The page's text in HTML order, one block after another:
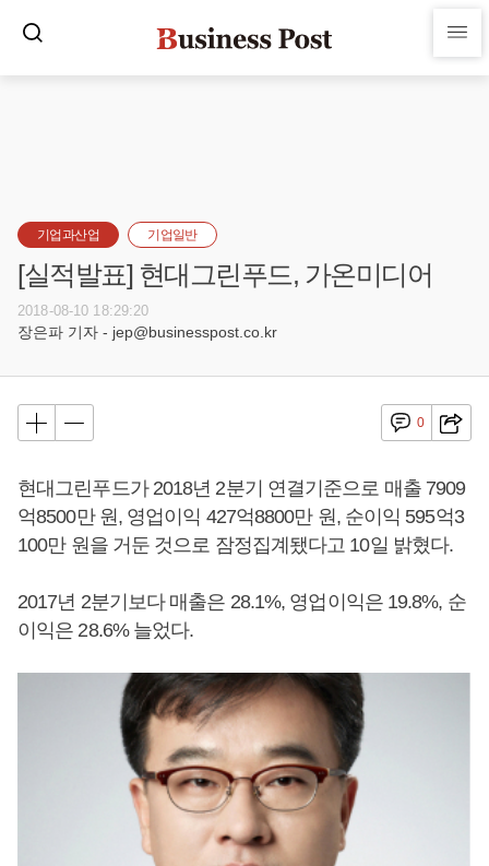
기업과산업 기업일반
[실적발표] 현대그린푸드, 가온미디어
2018-08-10 18:29:20
장은파 기자 - jep@businesspost.co.kr
0
현대그린푸드가 2018년 2분기 연결기준으로 매출 7909
억8500만 원, 영업이익 427억8800만 원, 순이익 595억3
100만 원을 거둔 것으로 잠정집계됐다고 10일 밝혔다.
2017년 2분기보다 매출은 28.1%, 영업이익은 19.8%, 순
이익은 28.6% 늘었다.